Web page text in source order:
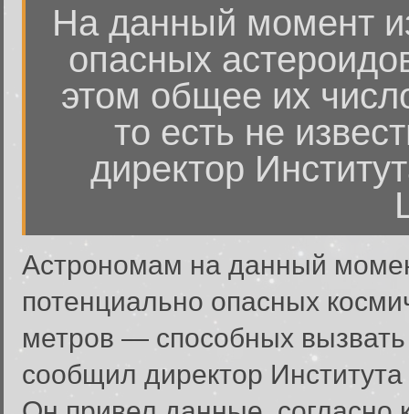
На данный момент
опасных
этом общее их
то есть не
директор
Астрономам на данный
потенциально опасных
метров — способных
сообщил директор